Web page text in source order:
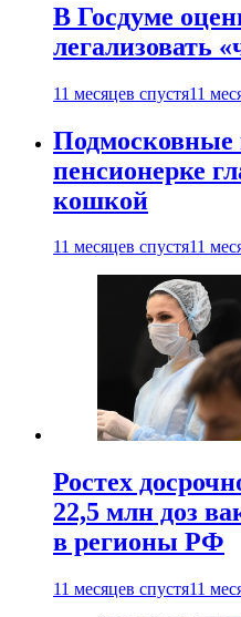
В Госдуме
легализовать
11 месяцев спустя11
Подмосковные
пенсионерке
кошкой
11 месяцев спустя11
Ростех
22,5 млн доз
в регионы РФ
11 месяцев спустя11